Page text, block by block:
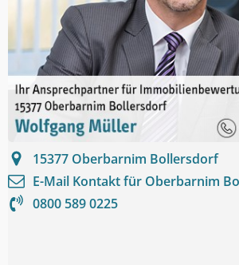
15377 Oberbarnim Bollersdorf
E-Mail Kontakt für Oberbarnim
0800 589 0225